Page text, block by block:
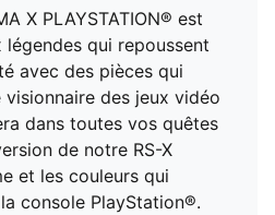
un ripstop imprimé en
sur le film TPU sur
en maille sur
maille
X PLAYSTATION® est
légendes qui repoussent
avec des pièces qui
visionnaire des jeux vidéo
dans toutes vos quêtes
de notre RS-X
et les couleurs qui
console PlayStation®.